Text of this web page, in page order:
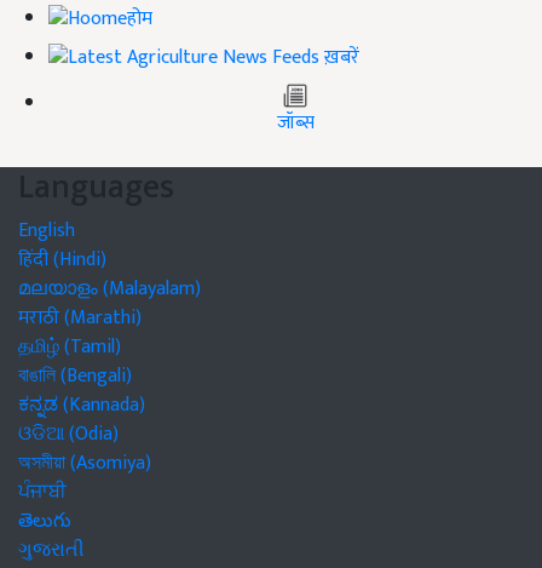
होम
ख़बरें
जॉब्स
Languages
English
हिंदी (Hindi)
മലയാളം (Malayalam)
मराठी (Marathi)
தமிழ் (Tamil)
বাঙালি (Bengali)
ಕನ್ನಡ (Kannada)
ଓଡିଆ (Odia)
অসমীয়া (Asomiya)
ਪੰਜਾਬੀ
తెలుగు
ગુજરાતી